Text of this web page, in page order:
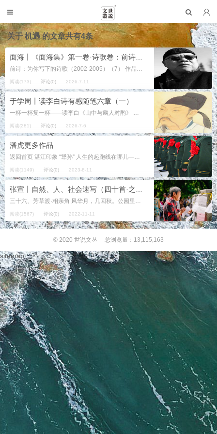
关于机遇的文章共有4条
前诗：为你写下的诗歌（2002-2005）（7） 作品77号：诗与人 1 一首诗 有时被另一首诗 所孕育 就像火 燃烧火 光 照亮光 就像一个人 有时被另一个人 所...
阅读(173) 评论(0) 2026-7-11
于学周丨读李白诗有感随笔六章（一）
一杯一杯复一杯——读李白《山中与幽人对酌》 引言 《山中与幽人对酌》 两人对酌山花开，一杯一杯复一杯。 我醉欲眠卿且去，明朝有意抱琴来。 李白的这首诗初读觉得它是冲口而出，天真烂漫。...
阅读(281) 评论(0) 2026-7-6
潘虎更多作品
返回首页 湛江印象 “犟孙” 人生的起跑线在哪儿——记一个怀揣梦想的女孩 “冒名顶替”的右派 政治学习唱大戏 思念 难忘的那次拉沿…… 那遥远的二胡琴声 铁口祭祖行记 岁月让我敞开...
阅读(1149) 评论(0) 2023-8-11
三十六、芳草渡·相亲角 风华月，几回秋。公园里，显人稠。 房车条件挂枝头。替子女，寻配偶，母心忧。 择良婿。期不俗。盼媳温柔美璞。 冀牵...
阅读(1567) 评论(0) 2022-11-11
© 2020 世说文丛 总浏览量：13,115,163
sitemap